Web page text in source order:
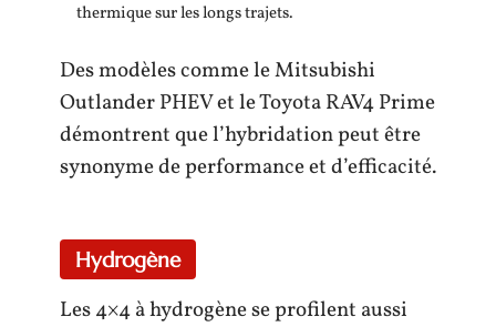
thermique sur les longs trajets.
Des modèles comme le Mitsubishi
Outlander PHEV et le Toyota RAV4 Prime
démontrent que l’hybridation peut être
synonyme de performance et d’efficacité.
Hydrogène
Les 4×4 à hydrogène se profilent aussi